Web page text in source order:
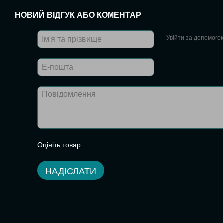
НОВИЙ ВІДГУК АБО КОМЕНТАР
Увійти за
Оцініть товар
НАДІСЛАТИ